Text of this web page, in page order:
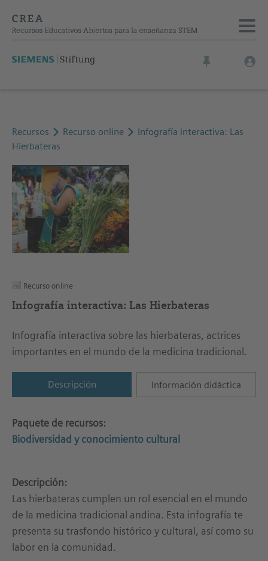
Recursos Recurso online
Infografía interactiva: Las
Hierbateras
Recurso online
Infografía interactiva: Las Hierbateras
Infografía interactiva sobre las hierbateras, actrices
importantes en el mundo de la medicina tradicional.
Descripción Información didáctica
Paquete de recursos:
Biodiversidad y conocimiento cultural
Descripción:
Las hierbateras cumplen un rol esencial en el mundo
de la medicina tradicional andina. Esta infografía te
presenta su trasfondo histórico y cultural, así como su
labor en la comunidad.